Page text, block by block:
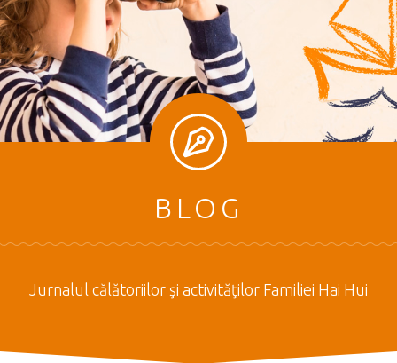
BLOG
Jurnalul călătoriilor şi activităţilor Familiei Hai Hui